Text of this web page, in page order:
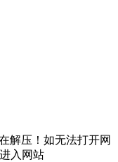
解压！如无法打开网
入网站